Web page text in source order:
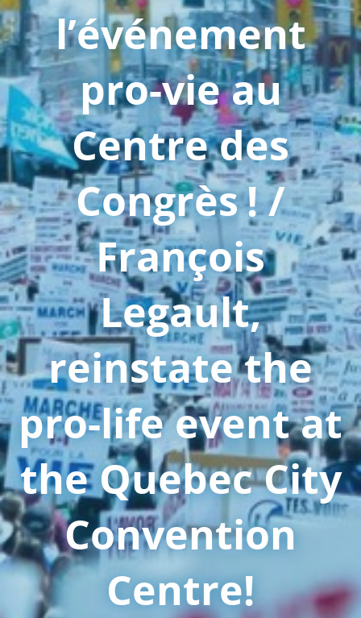
l’événement
pro-vie au
Centre des
Congrès ! /
François
Legault,
reinstate the
pro-life event at
the Quebec City
Convention
Centre!